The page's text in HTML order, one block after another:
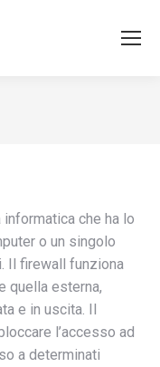
che ha lo
o un singolo
Il firewall funziona
quella esterna,
e in uscita. Il
l’accesso ad
a determinati